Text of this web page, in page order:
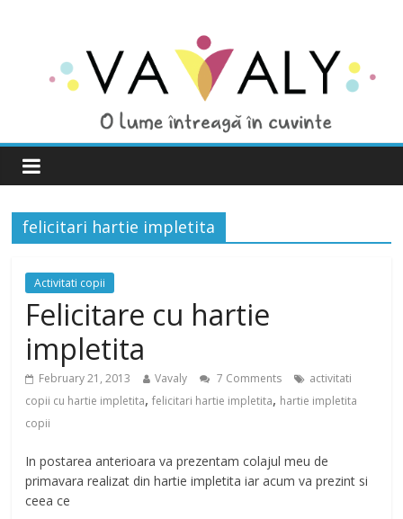
felicitari hartie impletita
Activitati copii
Felicitare cu hartie
impletita
February 21, 2013 Vavaly 7 Comments
activitati
copii cu hartie impletita,felicitari hartie impletita, hartie impletita
copii
In postarea anterioara va prezentam colajul meu de
primavara realizat din hartie impletita iar acum va prezint si
ceea ce